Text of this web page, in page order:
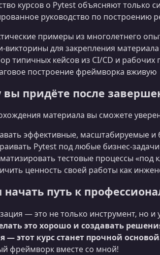
курсов о Pytest объясняют только
руководство по
примеры из многолетнего
викторины для закрепления материала
типичных кейсов из CI/CD и рабочих
построение фреймворка вживую
вы придёте после
материала вы сможете
эффективные, масштабируемые и
Pytest под любые бизнес-задачи
тестовые процессы «под
ценность своей работы как
начать путь к
— это не только инструмент, но и
это хорошо и создавать
— этот курс станет прочной
фреймворк вместе со мной!